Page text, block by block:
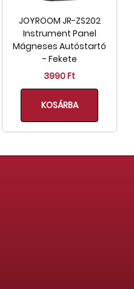
JOYROOM JR-ZS202
Instrument Panel
Mágneses Autóstartó
- Fekete
3990 Ft
KOSÁRBA